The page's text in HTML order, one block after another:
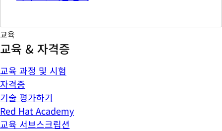
교육
교육 & 자격증
교육 과정 및 시험
자격증
기술 평가하기
Red Hat Academy
교육 서브스크립션